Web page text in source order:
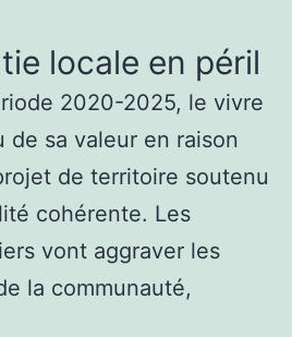
locale en péril
2020-2025, le vivre
de sa valeur en raison
de territoire soutenu
cohérente. Les
vont aggraver les
la communauté,